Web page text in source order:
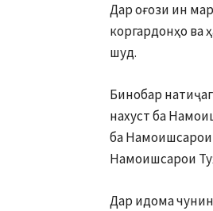
Дар оғози ин
коргардонҳо ва
шуд.
Бинобар
нахуст ба
ба Намоишсарои
Намоишсарои
Дар идома